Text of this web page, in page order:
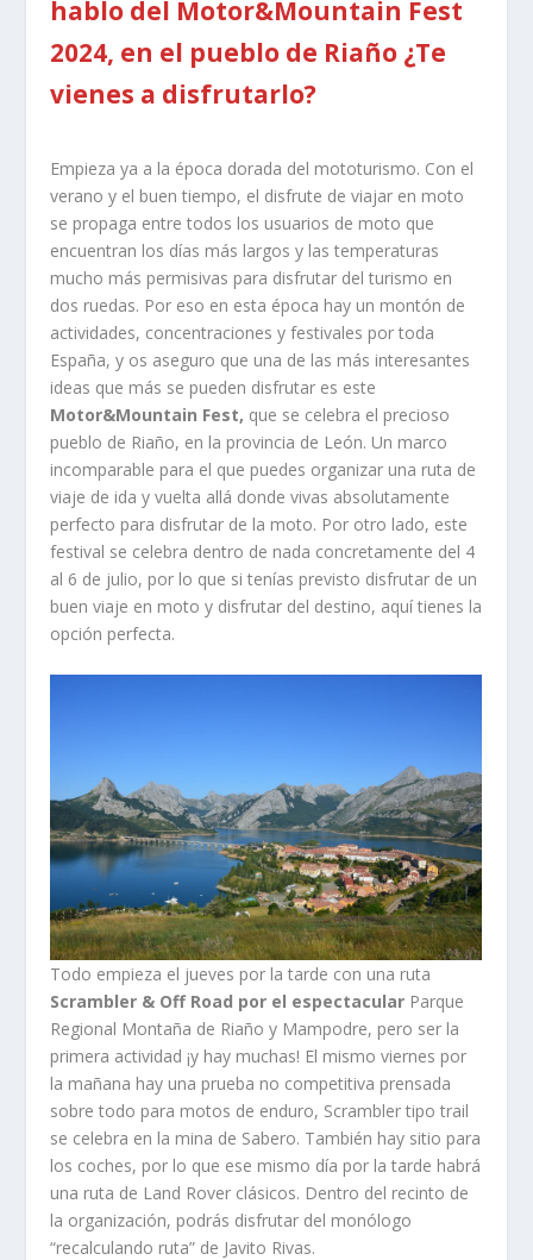
hablo del Motor&Mountain Fest
2024, en el pueblo de Riaño ¿Te
vienes a disfrutarlo?
Empieza ya a la época dorada del mototurismo. Con el
verano y el buen tiempo, el disfrute de viajar en moto
se propaga entre todos los usuarios de moto que
encuentran los días más largos y las temperaturas
mucho más permisivas para disfrutar del turismo en
dos ruedas. Por eso en esta época hay un montón de
actividades, concentraciones y festivales por toda
España, y os aseguro que una de las más interesantes
ideas que más se pueden disfrutar es este
Motor&Mountain Fest, que se celebra el precioso
pueblo de Riaño, en la provincia de León. Un marco
incomparable para el que puedes organizar una ruta de
viaje de ida y vuelta allá donde vivas absolutamente
perfecto para disfrutar de la moto. Por otro lado, este
festival se celebra dentro de nada concretamente del 4
al 6 de julio, por lo que si tenías previsto disfrutar de un
buen viaje en moto y disfrutar del destino, aquí tienes la
opción perfecta.
Todo empieza el jueves por la tarde con una ruta
Scrambler & Off Road por el espectacular Parque
Regional Montaña de Riaño y Mampodre, pero ser la
primera actividad ¡y hay muchas! El mismo viernes por
la mañana hay una prueba no competitiva prensada
sobre todo para motos de enduro, Scrambler tipo trail
se celebra en la mina de Sabero. También hay sitio para
los coches, por lo que ese mismo día por la tarde habrá
una ruta de Land Rover clásicos. Dentro del recinto de
la organización, podrás disfrutar del monólogo
“recalculando ruta” de Javito Rivas.